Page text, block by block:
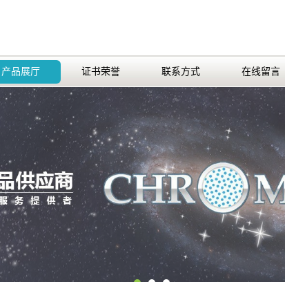
产品展厅 证书荣誉 联系方式 在线留言